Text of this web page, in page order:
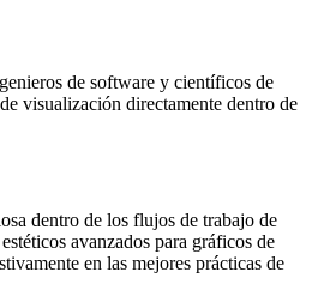
de software y científicos de
visualización directamente dentro de
dentro de los flujos de trabajo de
avanzados para gráficos de
en las mejores prácticas de